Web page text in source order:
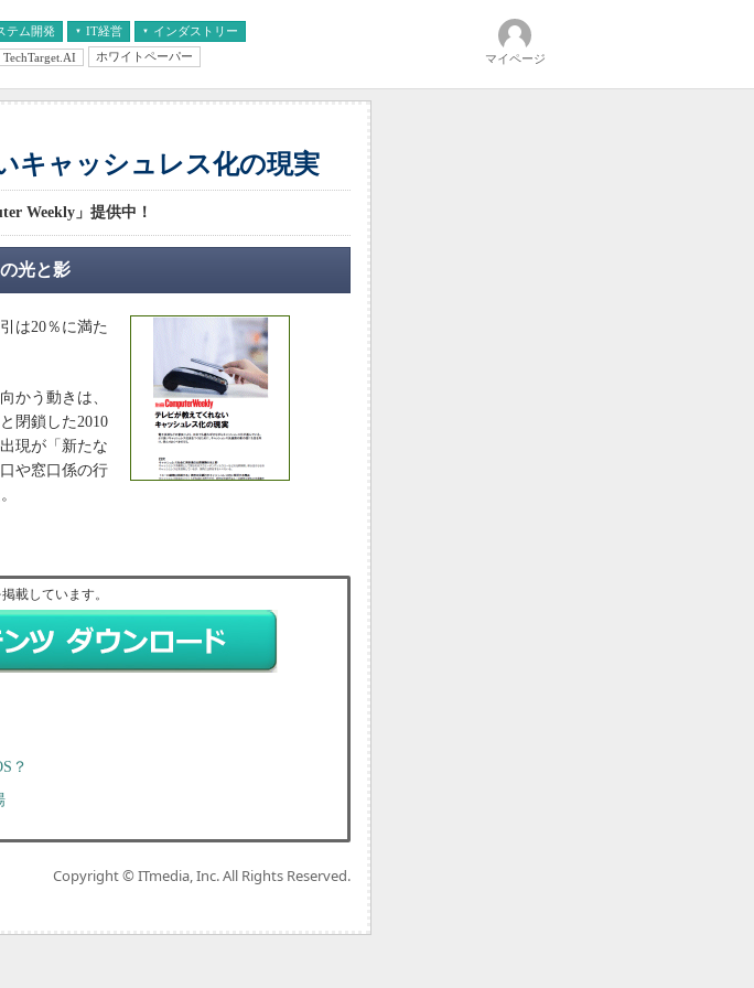
テム開発 IT経営 インダストリー
TechTarget.AI ホワイトペーパー マイページ
キャッシュレス化の現実
Weekly」提供中！
光と影
は20％に満た
かう動きは、
閉鎖した2010
現が「新たな
や窓口係の行
載しています。
？
Copyright © ITmedia, Inc. All Rights Reserved.